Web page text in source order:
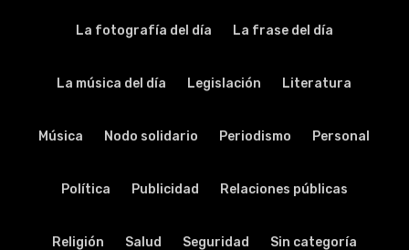
La fotografía del día La frase del día
La música del día Legislación Literatura
Música Nodo solidario Periodismo Personal
Política Publicidad Relaciones públicas
Religión Salud Seguridad Sin categoría